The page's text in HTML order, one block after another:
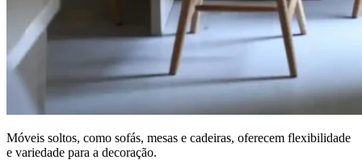
Móveis soltos, como sofás, mesas e cadeiras, oferecem flexibilidade
e variedade para a decoração.